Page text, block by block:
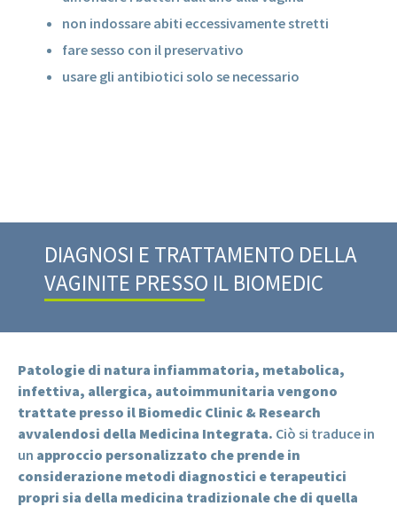
non indossare abiti eccessivamente stretti
fare sesso con il preservativo
usare gli antibiotici solo se necessario
DIAGNOSI E TRATTAMENTO DELLA
VAGINITE PRESSO IL BIOMEDIC
Patologie di natura infiammatoria, metabolica,
infettiva, allergica, autoimmunitaria vengono
trattate presso il Biomedic Clinic & Research
avvalendosi della Medicina Integrata. Ciò si traduce in
un approccio personalizzato che prende in
considerazione metodi diagnostici e terapeutici
propri sia della medicina tradizionale che di quella